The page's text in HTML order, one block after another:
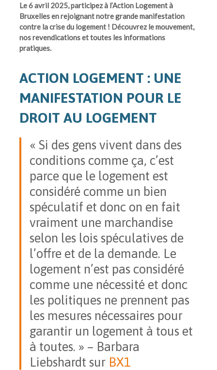
Le 6 avril 2025, participez à l’Action Logement à
Bruxelles en rejoignant notre grande manifestation
contre la crise du logement ! Découvrez le mouvement,
nos revendications et toutes les informations
pratiques.
ACTION LOGEMENT : UNE
MANIFESTATION POUR LE
DROIT AU LOGEMENT
« Si des gens vivent dans des
conditions comme ça, c’est
parce que le logement est
considéré comme un bien
spéculatif et donc on en fait
vraiment une marchandise
selon les lois spéculatives de
l’offre et de la demande. Le
logement n’est pas considéré
comme une nécessité et donc
les politiques ne prennent pas
les mesures nécessaires pour
garantir un logement à tous et
à toutes. » – Barbara
Liebshardt sur BX1